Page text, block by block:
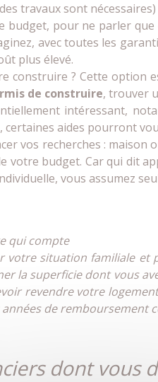
travaux sont
pour ne parler
avec toutes les
plus élevé.
construire ? Cette option
de construire, trouver
intéressant,
certaines aides pourront
vos recherches :
votre budget. Car qui dit
vous assumez
qui compte
situation familiale et
la superficie dont vous
revendre votre
de
dont vous